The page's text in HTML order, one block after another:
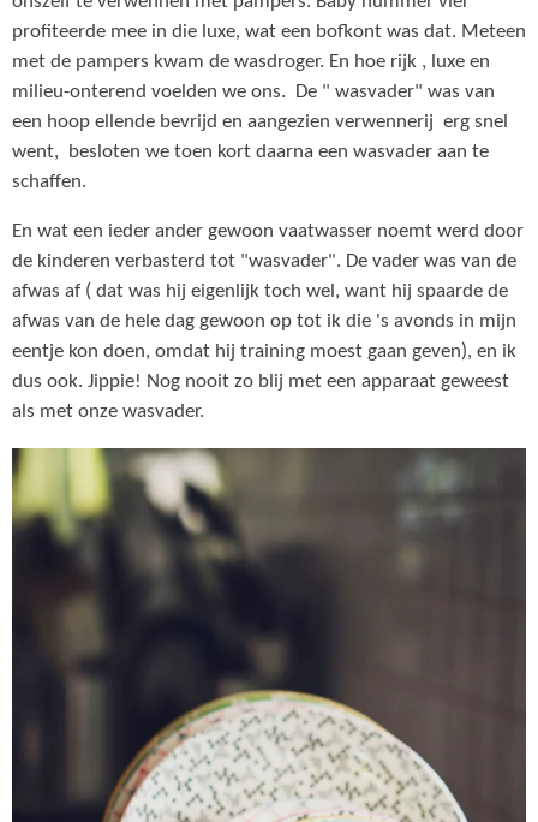
profiteerde mee in die luxe, wat een bofkont was dat. Meteen
met de pampers kwam de wasdroger. En hoe rijk , luxe en
milieu-onterend voelden we ons. De " wasvader" was van
een hoop ellende bevrijd en aangezien verwennerij erg snel
went, besloten we toen kort daarna een wasvader aan te
schaffen.
En wat een ieder ander gewoon vaatwasser noemt werd door
de kinderen verbasterd tot "wasvader". De vader was van de
afwas af ( dat was hij eigenlijk toch wel, want hij spaarde de
afwas van de hele dag gewoon op tot ik die 's avonds in mijn
eentje kon doen, omdat hij training moest gaan geven), en ik
dus ook. Jippie! Nog nooit zo blij met een apparaat geweest
als met onze wasvader.